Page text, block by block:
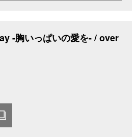
-胸いっぱいの愛を- / over